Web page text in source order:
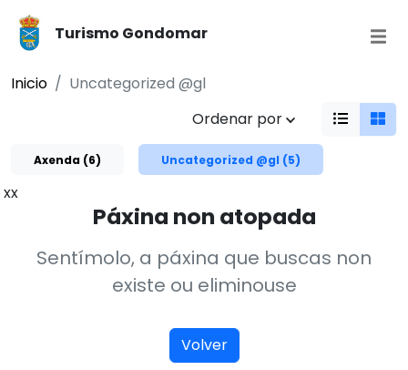
Turismo Gondomar
Inicio
Uncategorized @gl
Ordenar por
Axenda (6) Uncategorized @gl (5)
xx
Páxina non atopada
Sentímolo, a páxina que buscas non
existe ou eliminouse
Volver